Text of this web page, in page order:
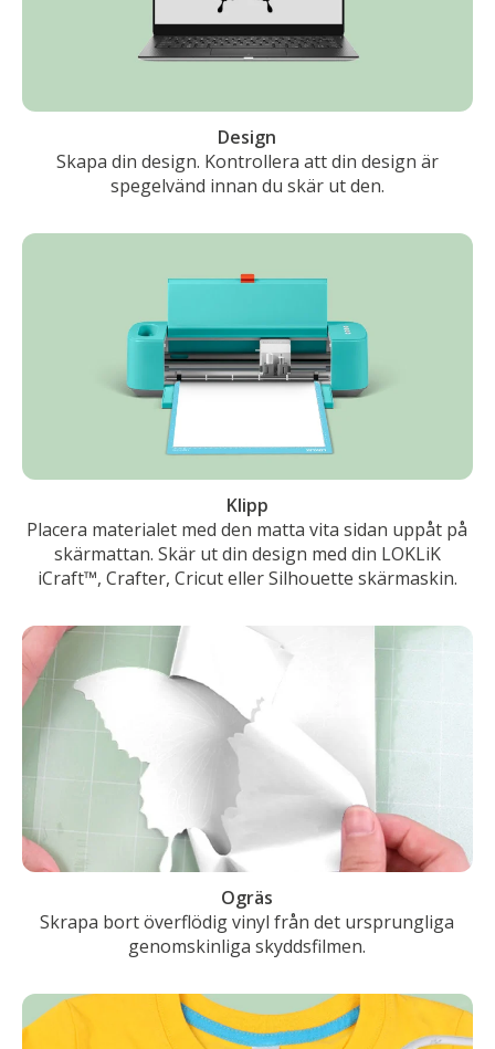
Design
Skapa din design. Kontrollera att din design är
spegelvänd innan du skär ut den.
Klipp
Placera materialet med den matta vita sidan uppåt på
skärmattan. Skär ut din design med din LOKLiK
iCraft™, Crafter, Cricut eller Silhouette skärmaskin.
Ogräs
Skrapa bort överflödig vinyl från det ursprungliga
genomskinliga skyddsfilmen.